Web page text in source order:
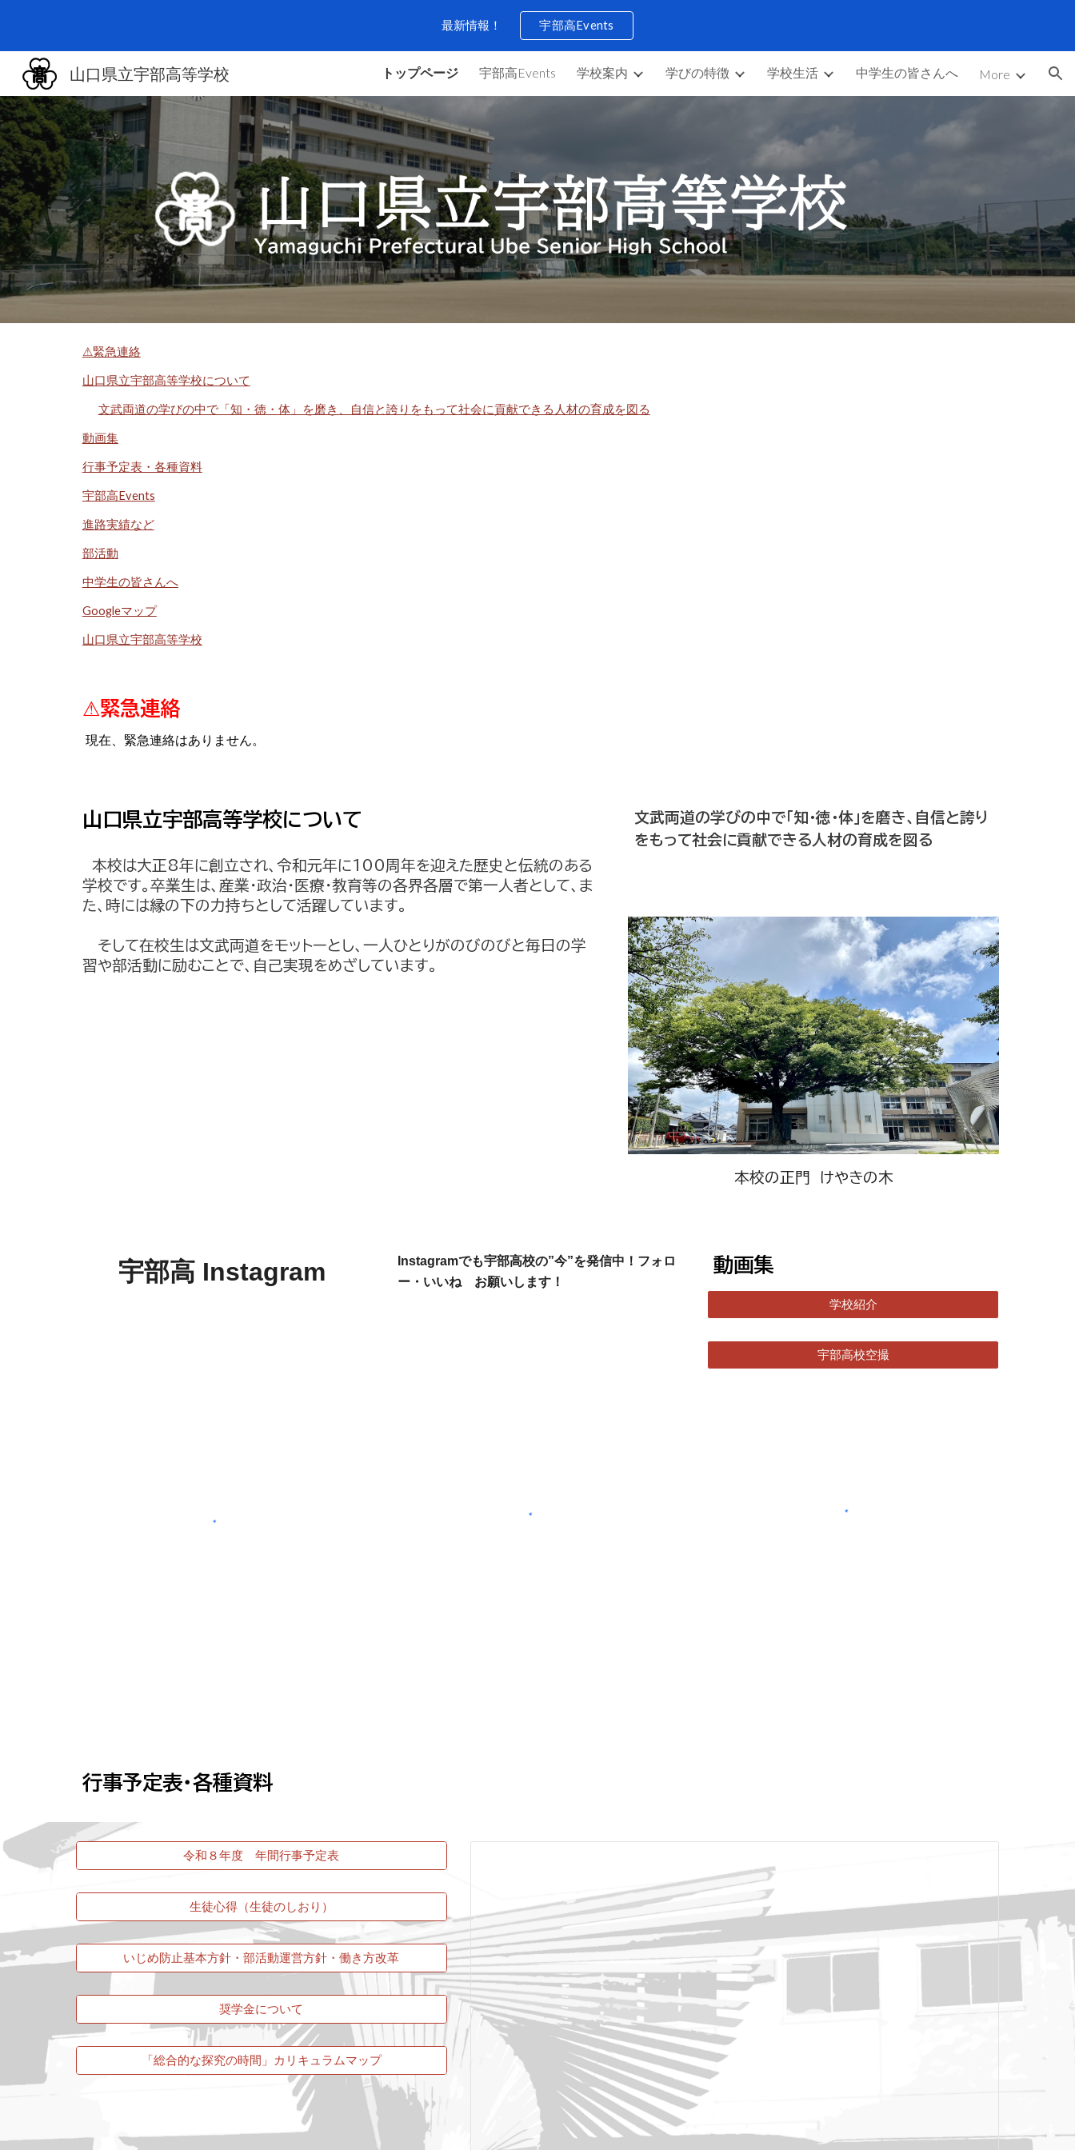
Skip to main content最新情報！ 宇部高Events
山口県立宇部高等学校 トップページ 宇部高Events 学校案内 学びの特徴 学校生活 中学生の皆さんへ More
⚠緊急連絡
山口県立宇部高等学校について
文武両道の学びの中で「知・徳・体」を磨き、自信と誇りをもって社会に貢献できる人材の育成を図る
動画集
行事予定表・各種資料
宇部高Events
進路実績など
部活動
中学生の皆さんへ
Googleマップ
山口県立宇部高等学校
⚠緊急連絡
現在、緊急連絡はありません。
山口県立宇部高等学校について
本校は大正8年に創立され、令和元年に100周年を迎えた歴史と伝統のある
学校です。卒業生は、産業・政治・医療・教育等の各界各層で第一人者として、ま
た、時には縁の下の力持ちとして活躍しています。
そして在校生は文武両道をモットーとし、一人ひとりがのびのびと毎日の学
習や部活動に励むことで、自己実現をめざしています。
文武両道の学びの中で「知・徳・体」を磨き、自信と誇り
をもって社会に貢献できる人材の育成を図る
本校の正門 けやきの木
宇部高 Instagram
Instagramでも宇部高校の”今”を発信中！フォロ
ー・いいね お願いします！
動画集
学校紹介
宇部高校空撮
行事予定表・各種資料
令和８年度 年間行事予定表
生徒心得（生徒のしおり）
いじめ防止基本方針・部活動運営方針・働き方改革
奨学金について
「総合的な探究の時間」カリキュラムマップ